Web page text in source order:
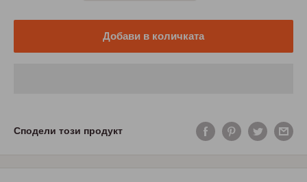
Добави в количката
Сподели този продукт